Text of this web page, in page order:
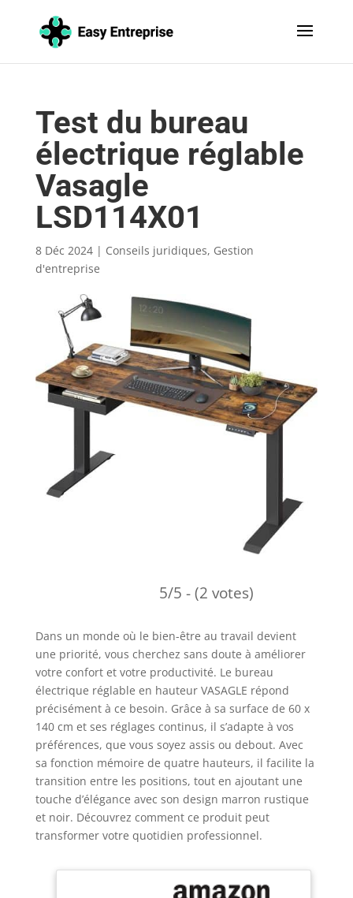
Test du bureau
électrique réglable
Vasagle
LSD114X01
8 Déc 2024| Conseils juridiques, Gestion
d'entreprise
5/5 - (2 votes)
Dans un monde où le bien-être au travail devient
une priorité, vous cherchez sans doute à améliorer
votre confort et votre productivité. Le bureau
électrique réglable en hauteur VASAGLE répond
précisément à ce besoin. Grâce à sa surface de 60 x
140 cm et ses réglages continus, il s’adapte à vos
préférences, que vous soyez assis ou debout. Avec
sa fonction mémoire de quatre hauteurs, il facilite la
transition entre les positions, tout en ajoutant une
touche d’élégance avec son design marron rustique
et noir. Découvrez comment ce produit peut
transformer votre quotidien professionnel.